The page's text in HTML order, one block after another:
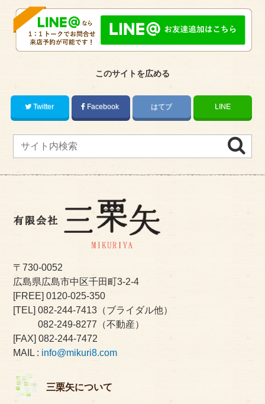
このサイトを広める
Twitter Facebook はてブ LINE
〒730-0052
広島県広島市中区千田町3-2-4
[FREE]0120-025-350
[TEL] 082-244-7413 （ブライダル他）
082-249-8277 （不動産）
[FAX] 082-244-7472
MAIL : info@mikuri8.com
三栗矢について